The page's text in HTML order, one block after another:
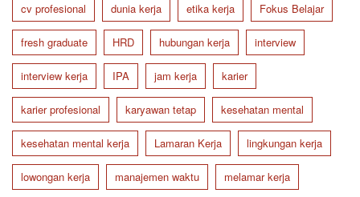
cv profesional dunia kerja etika kerja Fokus Belajar
fresh graduate HRD hubungan kerja interview
interview kerja IPA jam kerja karier
karier profesional karyawan tetap kesehatan mental
kesehatan mental kerja Lamaran Kerja lingkungan kerja
lowongan kerja manajemen waktu melamar kerja